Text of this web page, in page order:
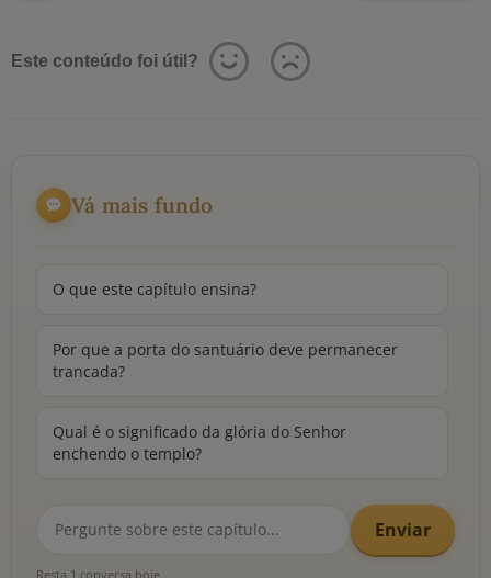
Este conteúdo foi útil?
Vá mais fundo
O que este capítulo ensina?
Por que a porta do santuário deve permanecer
trancada?
Qual é o significado da glória do Senhor
enchendo o templo?
Enviar
Resta 1 conversa hoje